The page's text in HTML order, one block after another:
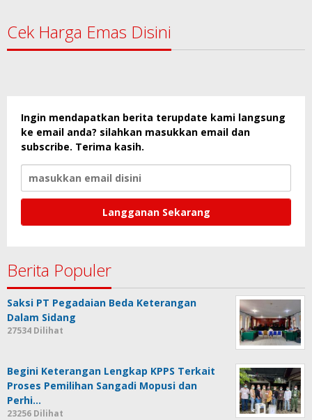
Cek Harga Emas Disini
Ingin mendapatkan berita terupdate kami langsung
ke email anda? silahkan masukkan email dan
subscribe. Terima kasih.
Berita Populer
Saksi PT Pegadaian Beda Keterangan
Dalam Sidang
27534 Dilihat
Begini Keterangan Lengkap KPPS Terkait
Proses Pemilihan Sangadi Mopusi dan
Perhi…
23256 Dilihat